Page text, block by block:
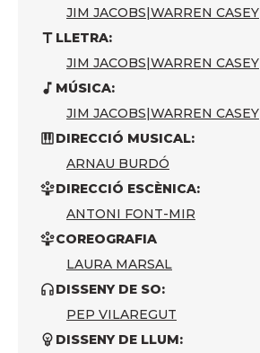
JIM JACOBS|WARREN CASEY
LLETRA:
JIM JACOBS|WARREN CASEY
MÚSICA:
JIM JACOBS|WARREN CASEY
DIRECCIÓ MUSICAL:
ARNAU BURDÓ
DIRECCIÓ ESCÈNICA:
ANTONI FONT-MIR
COREOGRAFIA
LAURA MARSAL
DISSENY DE SO:
PEP VILAREGUT
DISSENY DE LLUM: